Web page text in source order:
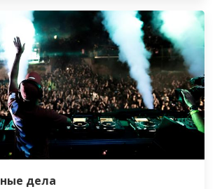
дела